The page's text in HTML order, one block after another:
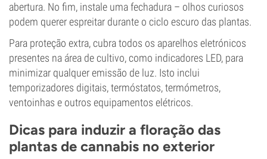
abertura. No fim, instale uma fechadura – olhos curiosos
podem querer espreitar durante o ciclo escuro das plantas.
Para proteção extra, cubra todos os aparelhos eletrónicos
presentes na área de cultivo, como indicadores LED, para
minimizar qualquer emissão de luz. Isto inclui
temporizadores digitais, termóstatos, termómetros,
ventoinhas e outros equipamentos elétricos.
Dicas para induzir a floração das
plantas de cannabis no exterior